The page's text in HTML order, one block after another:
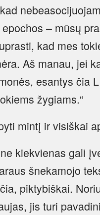
– mūsų
kad mes
Aš manau, jei
esantys čia
žygiams.“
mintį ir visiškai
kiekvienas gali
šnekamojo
piktybiškai.
jis turi